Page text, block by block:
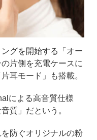
グを開始する「オー
片側を充電ケースに
耳モード」も搭載。
による高音質仕様
質」だという。
防ぐオリジナルの粉